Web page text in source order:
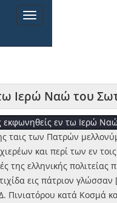
Toggle
navigation
Ιερώ Ναώ του
και τον εξάψαλμον
- Ο σπουργίτης στη
κατά Κοσμά και
Δ. Πινιατόρου κατά των
αφήγησις και
Μιχαήλ Π. Μπονάνου
εν τω Ναώ της
εκφωνηθείς εν τω Ιερώ
ταις των Πατρών
και περί των εν
της ελληνικής πολιτείας
εις πάτριον
Πινιατόρου κατά Κοσμά